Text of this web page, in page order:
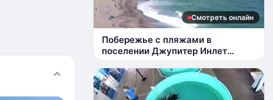
Смотреть онлайн
Побережье с пляжами в
поселении Джупитер Инлет